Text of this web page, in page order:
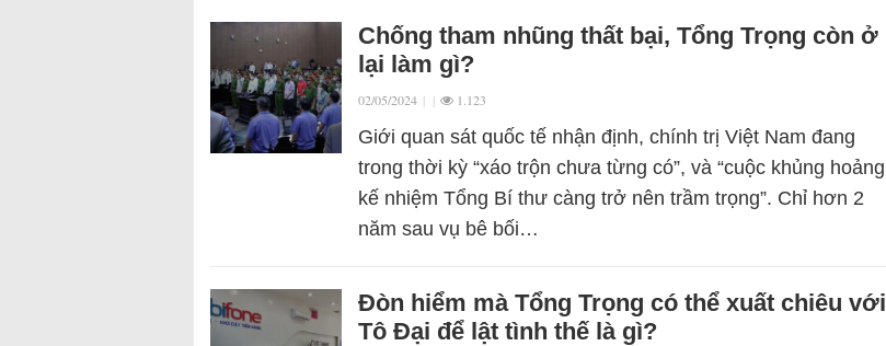
Chống tham nhũng thất bại, Tổng Trọng còn ở
lại làm gì?
02/05/2024 | | 1.123
Giới quan sát quốc tế nhận định, chính trị Việt Nam đang
trong thời kỳ “xáo trộn chưa từng có”, và “cuộc khủng hoảng
kế nhiệm Tổng Bí thư càng trở nên trầm trọng”. Chỉ hơn 2
năm sau vụ bê bối…
Đòn hiểm mà Tổng Trọng có thể xuất chiêu với
Tô Đại để lật tình thế là gì?